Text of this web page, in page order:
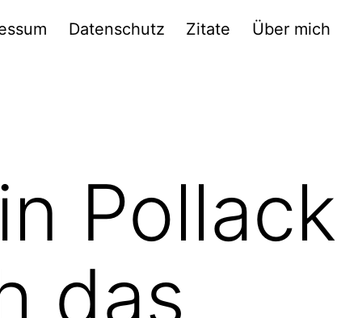
Datenschutz Zitate Über mich
das